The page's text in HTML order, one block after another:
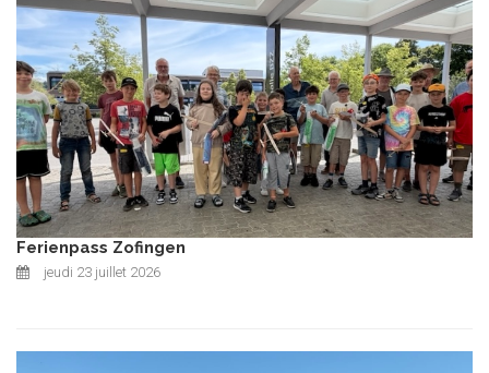
Ferienpass Zofingen
jeudi 23 juillet 2026